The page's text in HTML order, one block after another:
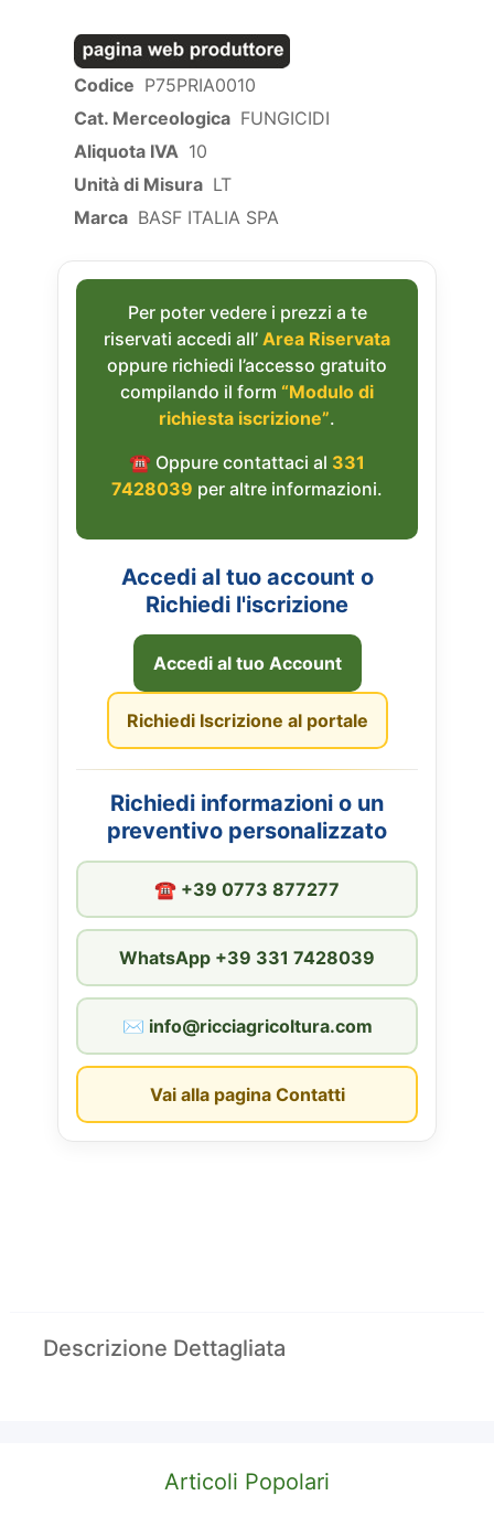
Codice P75PRIA0010
Cat. Merceologica FUNGICIDI
Aliquota IVA 10
Unità di Misura LT
Marca BASF ITALIA SPA
Per poter vedere i prezzi a te
riservati accedi all’ Area Riservata
oppure richiedi l’accesso gratuito
compilando il form “Modulo di
richiesta iscrizione”.
☎︎ Oppure contattaci al 331
7428039 per altre informazioni.
Accedi al tuo account o
Richiedi l'iscrizione
Accedi al tuo Account
Richiedi Iscrizione al portale
Richiedi informazioni o un
preventivo personalizzato
☎︎ +39 0773 877277
WhatsApp +39 331 7428039
✉︎ info@ricciagricoltura.com
Vai alla pagina Contatti
Descrizione Dettagliata
Articoli Popolari